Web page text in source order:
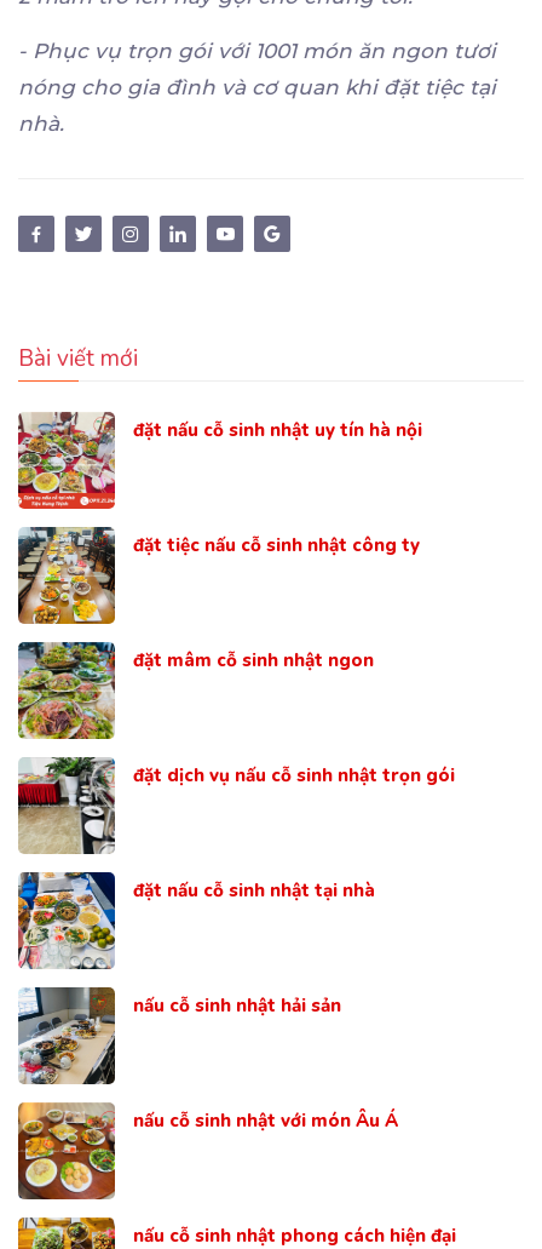
- Phục vụ trọn gói với 1001 món ăn ngon tươi
nóng cho gia đình và cơ quan khi đặt tiệc tại
nhà.
Bài viết mới
đặt nấu cỗ sinh nhật uy tín hà nội
đặt tiệc nấu cỗ sinh nhật công ty
đặt mâm cỗ sinh nhật ngon
đặt dịch vụ nấu cỗ sinh nhật trọn gói
đặt nấu cỗ sinh nhật tại nhà
nấu cỗ sinh nhật hải sản
nấu cỗ sinh nhật với món Âu Á
nấu cỗ sinh nhật phong cách hiện đại